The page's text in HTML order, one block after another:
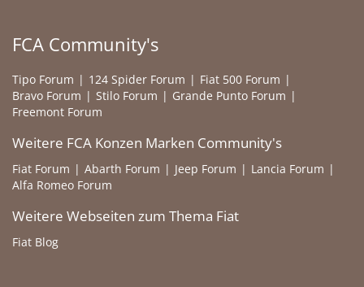
FCA Community's
Tipo Forum 124 Spider Forum
Fiat 500 Forum
Bravo Forum
Stilo Forum
Grande Punto Forum
Freemont Forum
Weitere FCA Konzen Marken Community's
Fiat Forum Abarth Forum Jeep Forum
Lancia Forum
Alfa Romeo Forum
Weitere Webseiten zum Thema Fiat
Fiat Blog